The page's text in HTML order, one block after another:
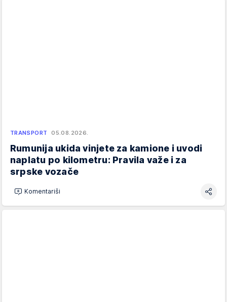
TRANSPORT 05.08.2026.
Rumunija ukida vinjete za kamione i uvodi
naplatu po kilometru: Pravila važe i za
srpske vozače
Komentariši